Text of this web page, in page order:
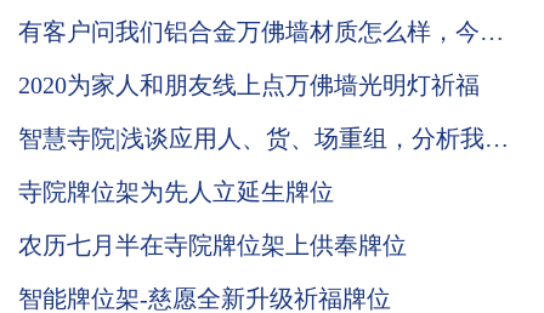
有客户问我们铝合金万佛墙材质怎么样，今天
2020为家人和朋友线上点万佛墙光明灯祈福
智慧寺院|浅谈应用人、货、场重组，分析我们
设云平台？
寺院牌位架为先人立延生牌位
农历七月半在寺院牌位架上供奉牌位
智能牌位架-慈愿全新升级祈福牌位